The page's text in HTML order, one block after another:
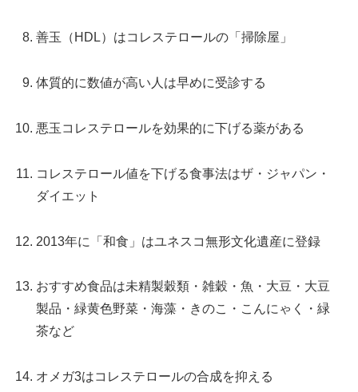
善玉（HDL）はコレステロールの「掃除屋」
体質的に数値が高い人は早めに受診する
悪玉コレステロールを効果的に下げる薬がある
コレステロール値を下げる食事法はザ・ジャパン・
ダイエット
2013年に「和食」はユネスコ無形文化遺産に登録
おすすめ食品は未精製穀類・雑穀・魚・大豆・大豆
製品・緑黄色野菜・海藻・きのこ・こんにゃく・緑
茶など
オメガ3はコレステロールの合成を抑える